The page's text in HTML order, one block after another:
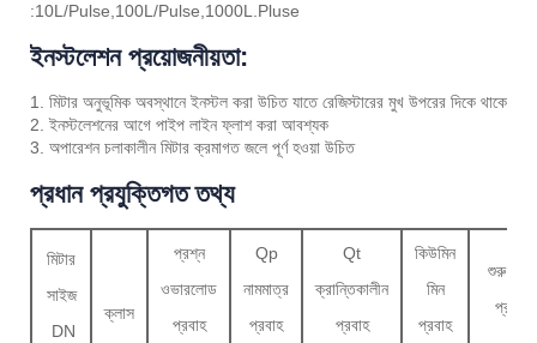
:10L/Pulse,100L/Pulse,1000L.Pluse
ইনস্টলেশন প্রয়োজনীয়তা:
1. মিটার অনুভূমিক অবস্থানে ইনস্টল করা উচিত যাতে রেজিস্টারের মুখ উপরের দিকে থাকে
2. ইনস্টলেশনের আগে পাইপ লাইন ফ্লাশ করা আবশ্যক
3. অপারেশন চলাকালীন মিটার ক্রমাগত জলে পূর্ণ হওয়া উচিত
প্রধান প্রযুক্তিগত তথ্য
মিটার
সাইজ
DN
ক্লাস
প্রশ্ন
ওভারলোড
প্রবাহ
Qp
নামমাত্র
প্রবাহ
Qt
ক্রান্তিকালীন
প্রবাহ
কিউমিন
মিন
প্রবাহ
শুরু হচ্ছে
প্রবাহ